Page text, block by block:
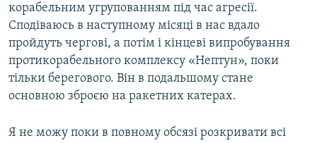
корабельним угрупованням під час агресії.
Сподіваюсь в наступному місяці в нас вдало
пройдуть чергові, а потім і кінцеві випробування
протикорабельного комплексу «Нептун», поки
тільки берегового. Він в подальшому стане
основною зброєю на ракетних катерах.
Я не можу поки в повному обсязі розкривати всі